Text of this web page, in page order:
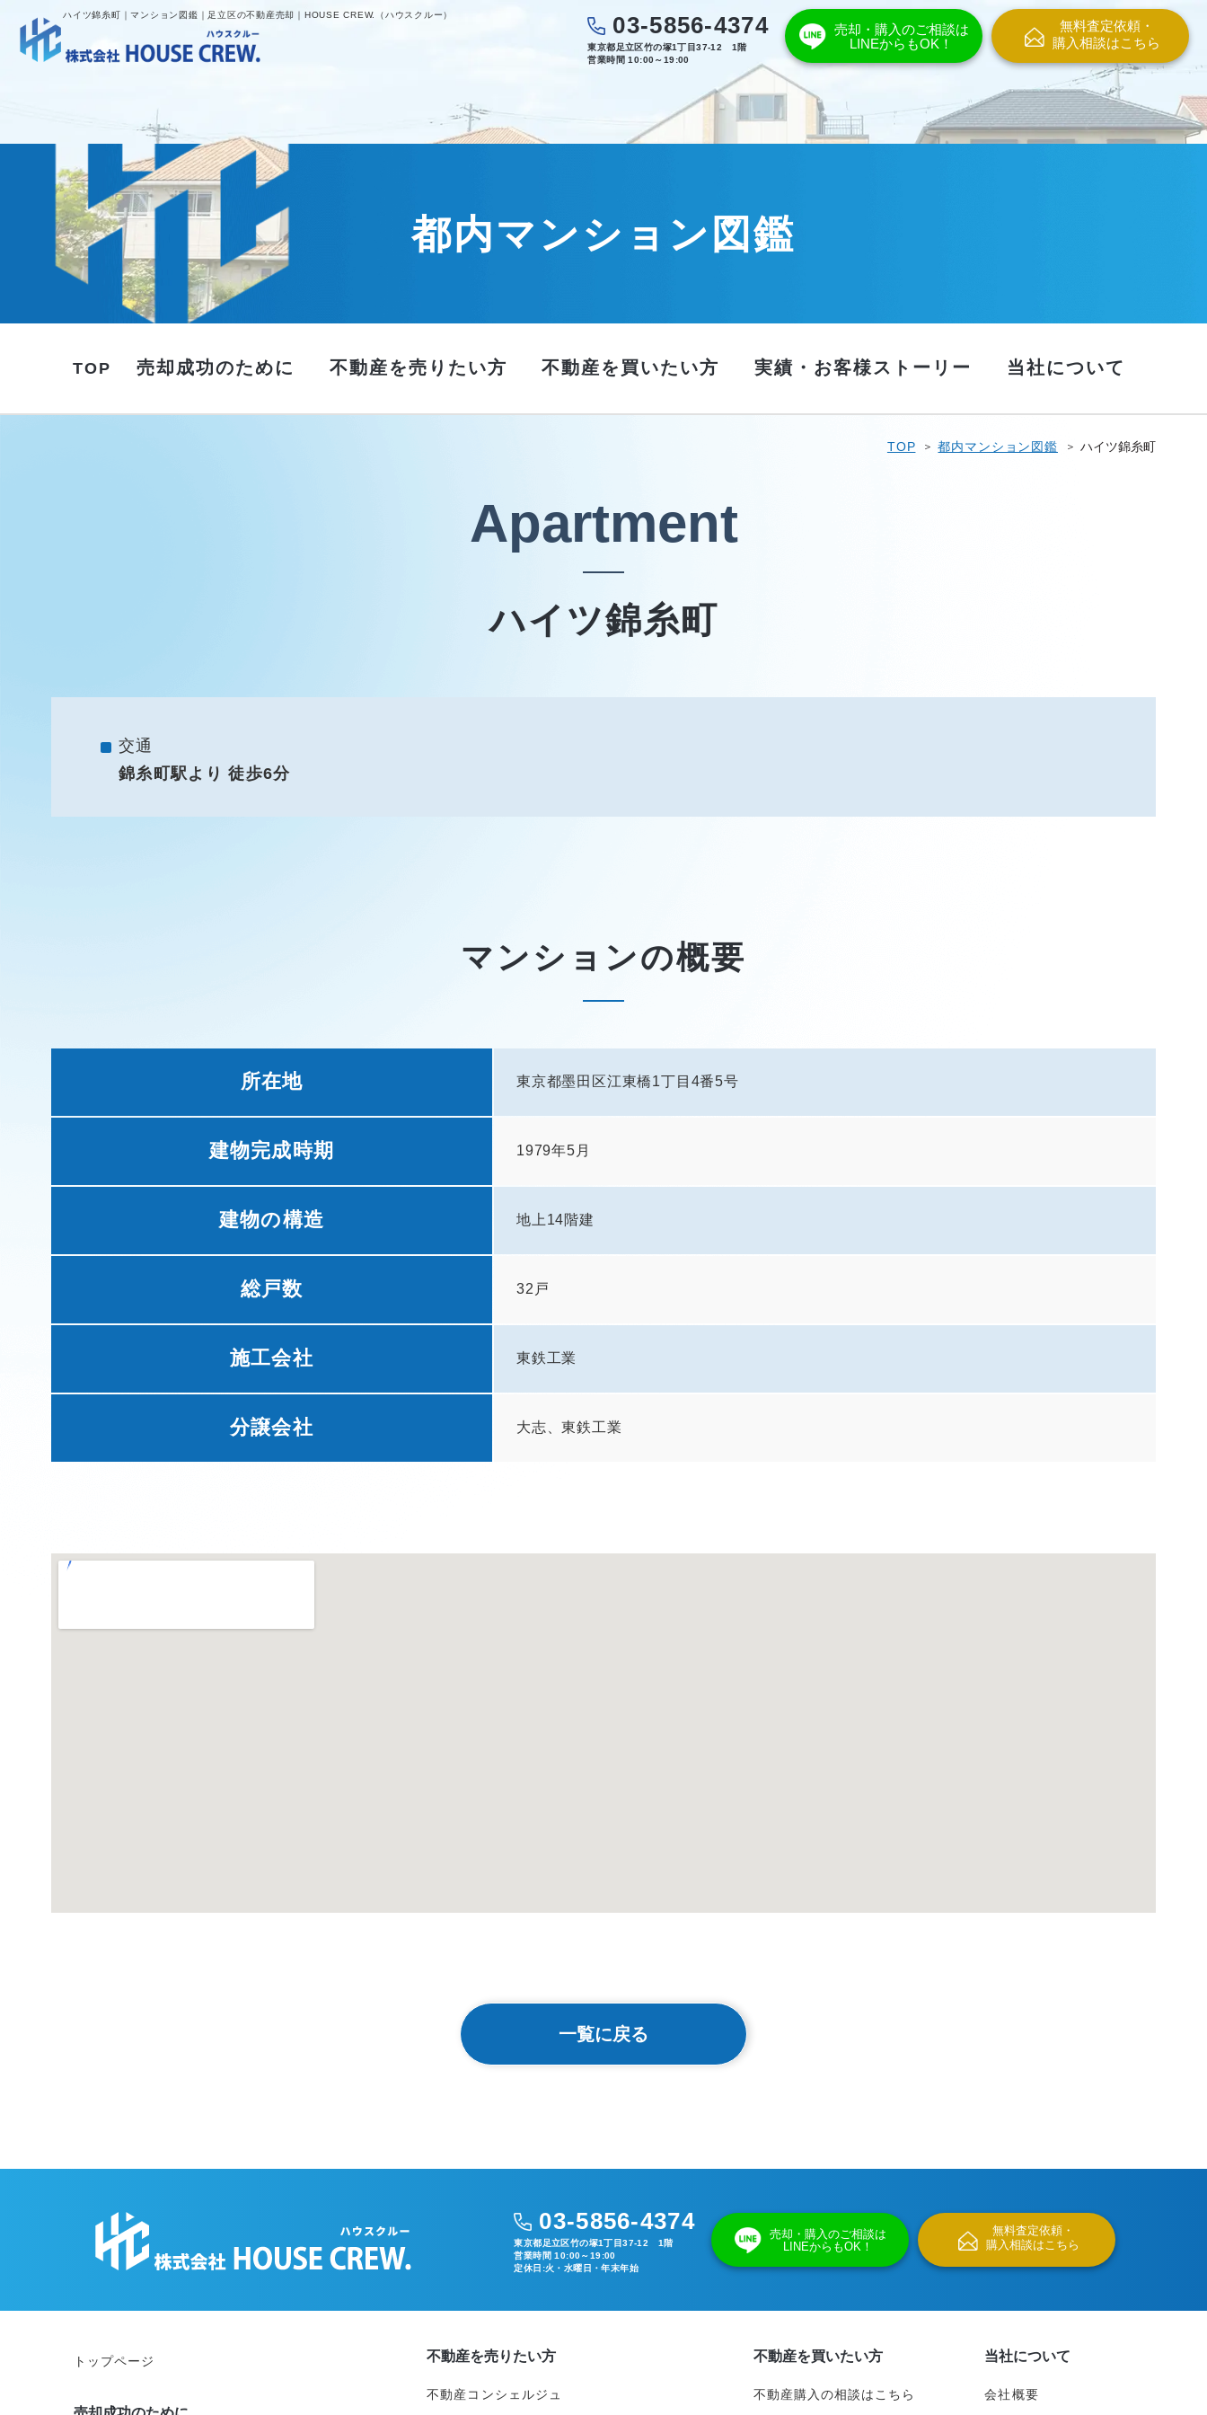
ハイツ錦糸町｜マンション図鑑｜足立区の不動産売却｜HOUSE CREW.（ハウスクルー） 03-5856-4374
東京都足立区竹の塚1丁目37-12 1階
営業時間 10:00～19:00
売却・購入のご相談は
LINEからもOK！
無料査定依頼・
購入相談はこちら
都内マンション図鑑
TOP 売却成功のために 不動産を売りたい方 不動産を買いたい方 実績・お客様ストーリー 当社について
TOP 都内マンション図鑑 ハイツ錦糸町
Apartment
ハイツ錦糸町
交通
錦糸町駅より 徒歩6分
マンションの概要
所在地 東京都墨田区江東橋1丁目4番5号
建物完成時期 1979年5月
建物の構造 地上14階建
総戸数 32戸
施工会社 東鉄工業
分譲会社 大志、東鉄工業
一覧に戻る
03-5856-4374
東京都足立区竹の塚1丁目37-12 1階
営業時間 10:00～19:00
定休日:火・水曜日・年末年始
売却・購入のご相談は
LINEからもOK！
無料査定依頼・
購入相談はこちら
トップページ 不動産を売りたい方
不動産コンシェルジュ
不動産を買いたい方
不動産購入の相談はこちら
当社について
会社概要